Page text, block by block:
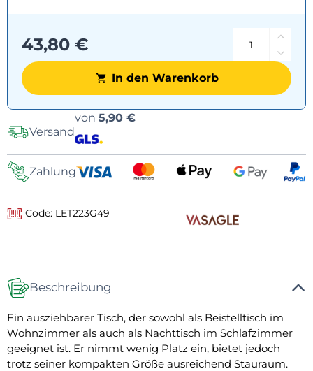
43,80 €
In den Warenkorb
Versand
von 5,90 €
Zahlung
Code: LET223G49
Beschreibung
Ein ausziehbarer Tisch, der sowohl als Beistelltisch im
Wohnzimmer als auch als Nachttisch im Schlafzimmer
geeignet ist. Er nimmt wenig Platz ein, bietet jedoch
trotz seiner kompakten Größe ausreichend Stauraum.